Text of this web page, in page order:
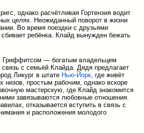
однако расчётливая Гортензия водит
целях. Неожиданный поворот в жизни
Во время поездки с друзьями
ребёнка. Клайд вынужден бежать
Гриффитсом — богатым владельцем
с семьёй Клайда. Дядя предлагает
Ликург в штате Нью-Йорк, где живёт
низов, простым рабочим, однако вскоре
мастерскую, где Клайд знакомится
завязываются любовные отношения.
отказывается вступить в связь с
и расположения молодого